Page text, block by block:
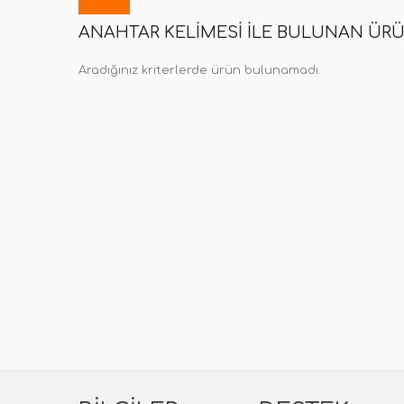
ANAHTAR KELIMESI ILE BULUNAN
Aradığınız kriterlerde ürün bulunamadı.